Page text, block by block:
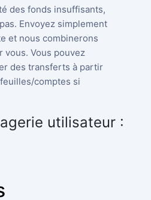
des fonds insuffisants,
Envoyez simplement
et nous combinerons
vous. Vous pouvez
des transferts à partir
comptes si
utilisateur :